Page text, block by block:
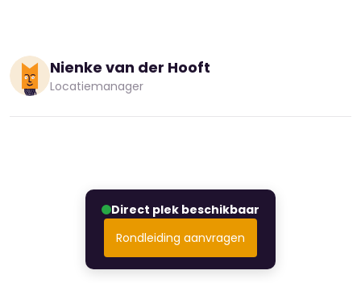
Nienke van der Hooft
Locatiemanager
Direct plek beschikbaar
Rondleiding aanvragen